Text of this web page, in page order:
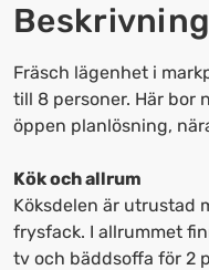
Tryck
på
frågetecknet
för
att
upp
kortkommandon
för
att
Beskrivning
Fräsch lägenhet i
till 8 personer. Här bor
öppen planlösning,
Kök och allrum
Köksdelen är utrustad
frysfack. I allrummet
tv och bäddsoffa för 2